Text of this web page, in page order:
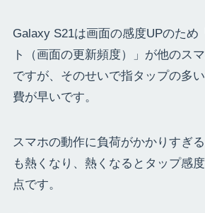
Galaxy S21は画面の感度UPのため
ト（画面の更新頻度）」が他のス
ですが、そのせいで指タップの多
費が早いです。
スマホの動作に負荷がかかりすぎ
も熱くなり、熱くなるとタップ感
点です。